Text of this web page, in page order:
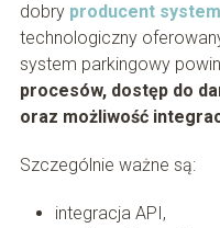
dobry producent
technologiczny
system parkingowy
procesów, dostęp do
oraz możliwość
Szczególnie ważne są:
integracja API,